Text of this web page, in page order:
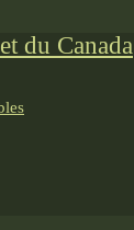
du Canada